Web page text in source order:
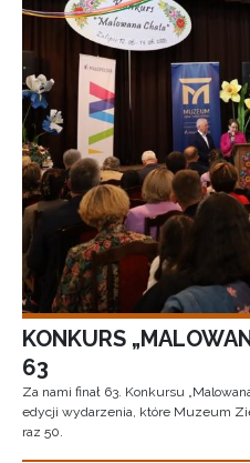
KONKURS
63
Za nami finał 63. Konkursu
edycji wydarzenia, które Muzeum
raz 50.